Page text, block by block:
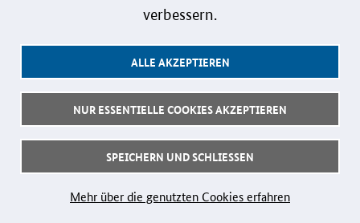
Follow us:
verbessern.
ALLE AKZEPTIEREN
NUR ESSENTIELLE COOKIES AKZEPTIEREN
SPEICHERN UND SCHLIESSEN
Mehr über die genutzten Cookies erfahren